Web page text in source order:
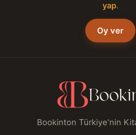
yap.
Oy ver
Bookinton Türkiye'nin